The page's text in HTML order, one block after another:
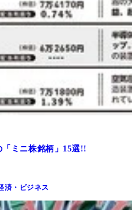
ミニ株銘柄」15選!!
済・ビジネス